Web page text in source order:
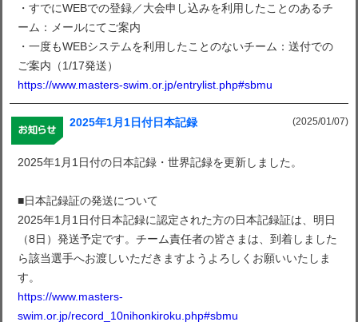
・すでにWEBでの登録／大会申し込みを利用したことのあるチ
ーム：メールにてご案内
・一度もWEBシステムを利用したことのないチーム：送付での
ご案内（1/17発送）
https://www.masters-swim.or.jp/entrylist.php#sbmu
(2025/01/07)
2025年1月1日付日本記録
2025年1月1日付の日本記録・世界記録を更新しました。
■日本記録証の発送について
2025年1月1日付日本記録に認定された方の日本記録証は、明日
（8日）発送予定です。チーム責任者の皆さまは、到着しました
ら該当選手へお渡しいただきますようよろしくお願いいたしま
す。
https://www.masters-
swim.or.jp/record_10nihonkiroku.php#sbmu